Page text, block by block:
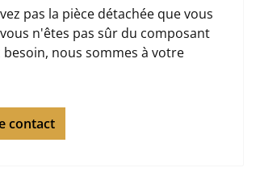
pas la pièce détachée que vous
n'êtes pas sûr du composant
besoin, nous sommes à votre
contact